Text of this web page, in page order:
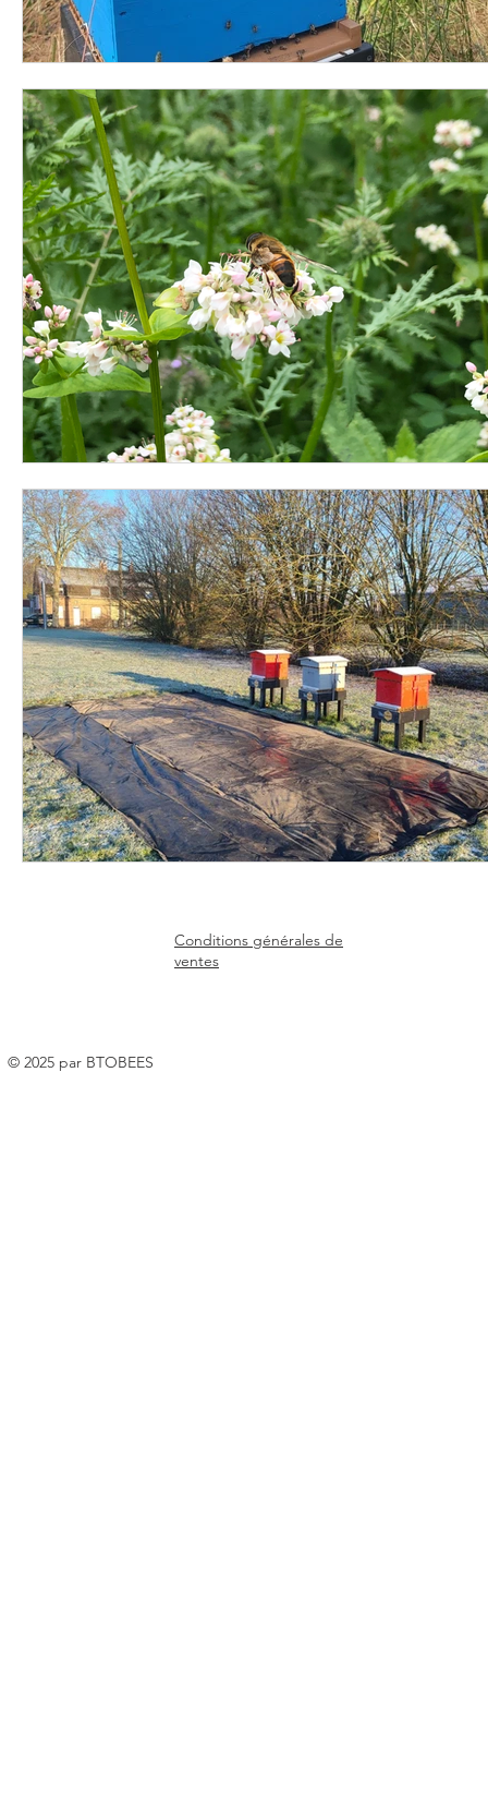
Conditions générales de
ventes
© 2025 par BTOBEES